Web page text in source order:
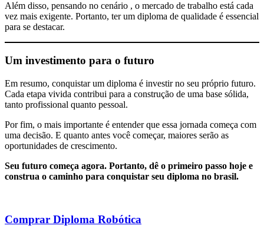
Além disso, pensando no cenário , o mercado de trabalho está cada
vez mais exigente. Portanto, ter um diploma de qualidade é essencial
para se destacar.
Um investimento para o futuro
Em resumo, conquistar um diploma é investir no seu próprio futuro.
Cada etapa vivida contribui para a construção de uma base sólida,
tanto profissional quanto pessoal.
Por fim, o mais importante é entender que essa jornada começa com
uma decisão. E quanto antes você começar, maiores serão as
oportunidades de crescimento.
Seu futuro começa agora. Portanto, dê o primeiro passo hoje e
construa o caminho para conquistar seu diploma no brasil.
Comprar Diploma Robótica